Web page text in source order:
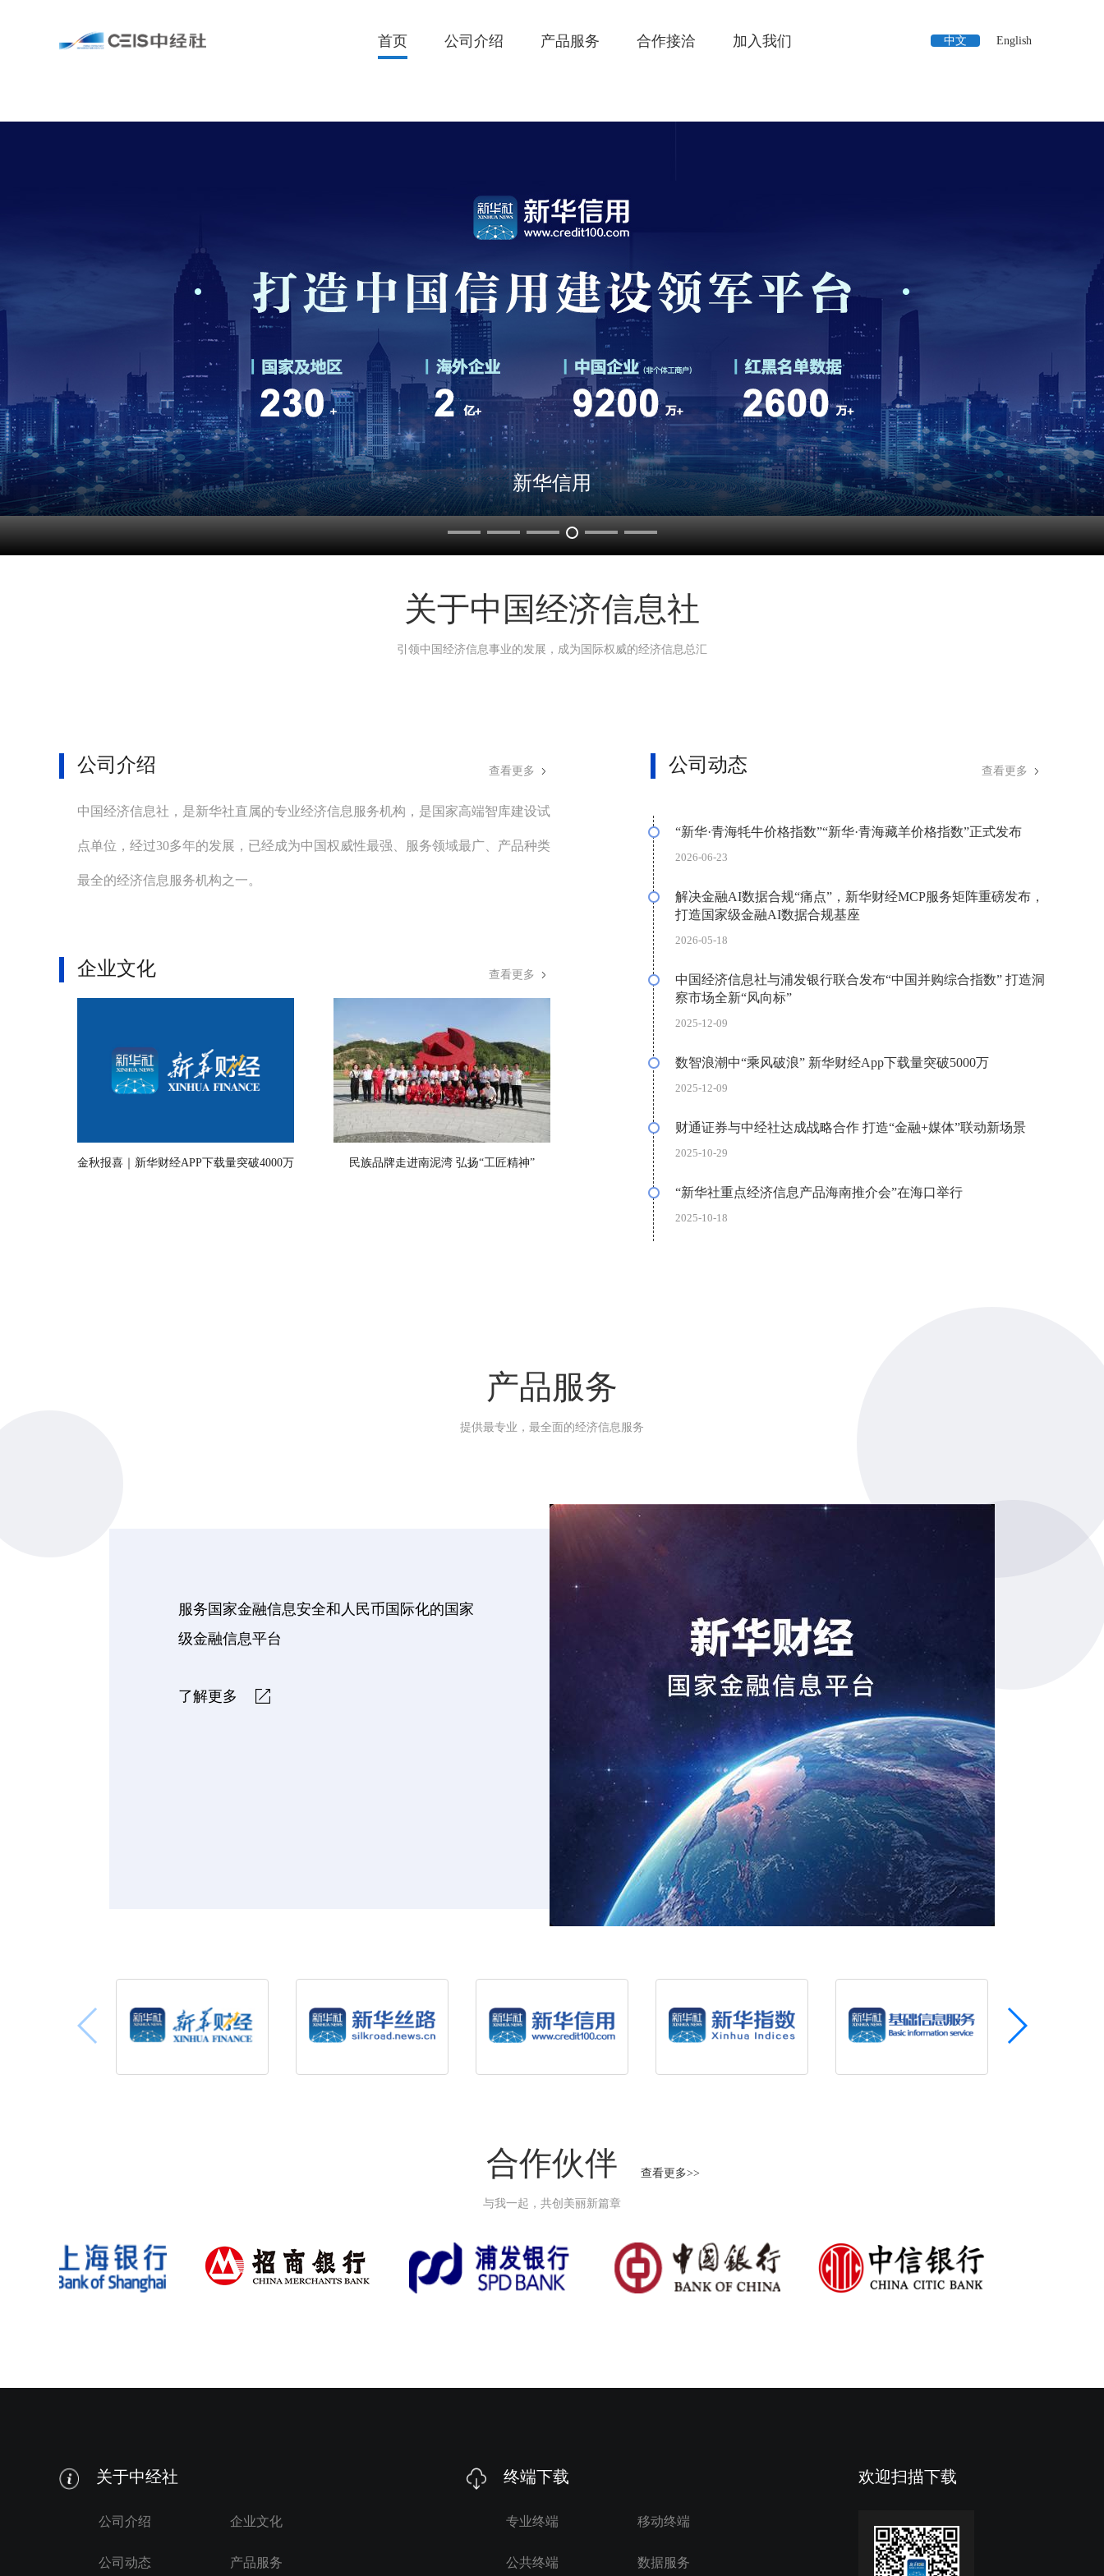
首页 公司介绍 产品服务 合作接洽 加入我们 中文 English
新华指数
关于中国经济信息社
引领中国经济信息事业的发展，成为国际权威的经济信息总汇
公司介绍 查看更多
中国经济信息社，是新华社直属的专业经济信息服务机构，是国家高端智库建设试
点单位，经过30多年的发展，已经成为中国权威性最强、服务领域最广、产品种类
最全的经济信息服务机构之一。
企业文化 查看更多
金秋报喜｜新华财经APP下载量突破4000万 民族品牌走进南泥湾 弘扬“工匠精神”
公司动态 查看更多
“新华·青海牦牛价格指数”“新华·青海藏羊价格指数”正式发布
2026-06-23
解决金融AI数据合规“痛点”，新华财经MCP服务矩阵重磅发布，
打造国家级金融AI数据合规基座
2026-05-18
中国经济信息社与浦发银行联合发布“中国并购综合指数” 打造洞
察市场全新“风向标”
2025-12-09
数智浪潮中“乘风破浪” 新华财经App下载量突破5000万
2025-12-09
财通证券与中经社达成战略合作 打造“金融+媒体”联动新场景
2025-10-29
“新华社重点经济信息产品海南推介会”在海口举行
2025-10-18
产品服务
提供最专业，最全面的经济信息服务
服务国家金融信息安全和人民币国际化的国家
级金融信息平台
了解更多
合作伙伴 查看更多>>
与我一起，共创美丽新篇章
关于中经社
公司介绍 企业文化
公司动态 产品服务
终端下载
专业终端 移动终端
公共终端 数据服务
欢迎扫描下载